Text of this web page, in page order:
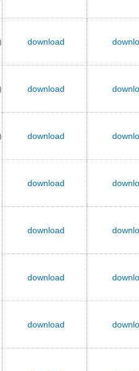
download
download
download
download
download
download
download